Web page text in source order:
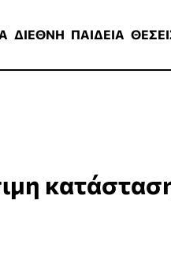
ΔΙΕΘΝΗ ΠΑΙΔΕΙΑ